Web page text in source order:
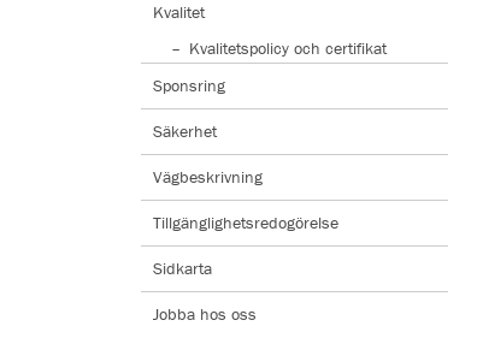
Kvalitet
Kvalitetspolicy och certifikat
Sponsring
Säkerhet
Vägbeskrivning
Tillgänglighetsredogörelse
Sidkarta
Jobba hos oss